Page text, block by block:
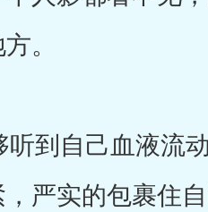
。
到自己血液流
严实的包裹住